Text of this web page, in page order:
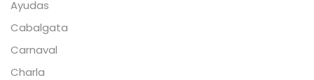
Ayudas
Cabalgata
Carnaval
Charla